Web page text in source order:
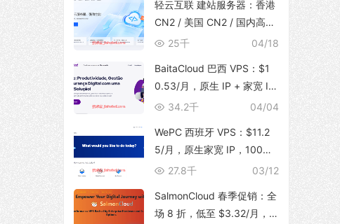
轻云互联 建站服务器：香港
CN2 / 美国 CN2 / 国内高防
BGP，无限流量，建站首选
04/18
25千
BaitaCloud 巴西 VPS：$1
0.53/月，原生 IP + 家宽 IS
P，100Mbps 无限流量04/04
34.2千
WePC 西班牙 VPS：$11.2
5/月，原生家宽 IP，100Mb
ps 带宽，1T 流量，支持 Tik
03/12
27.8千
SalmonCloud 春季促销：全
场 8 折，低至 $3.32/月，